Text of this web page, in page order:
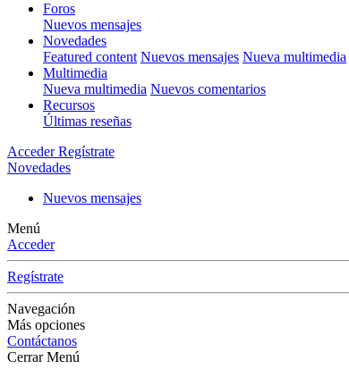
Foros
Nuevos mensajes
Novedades
Featured content Nuevos mensajes Nueva multimedia
Multimedia
Nueva multimedia Nuevos comentarios
Recursos
Últimas reseñas
Acceder Regístrate
Novedades
Nuevos mensajes
Menú
Acceder
Regístrate
Navegación
Más opciones
Contáctanos
Cerrar Menú